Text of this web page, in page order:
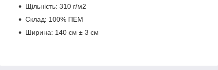
Щільність: 310 г/м2
Склад: 100% ПЕМ
Ширина: 140 см ± 3 см